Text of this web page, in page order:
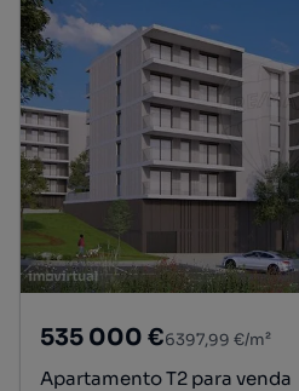
535 000 €6397,99 €/m²
Apartamento T2 para venda